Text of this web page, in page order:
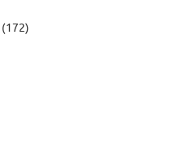
(172)